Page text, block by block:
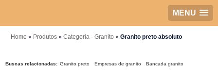
MENU
Home » Produtos » Categoria - Granito » Granito preto absoluto
Buscas relacionadas: Granito preto Empresas de granito Bancada granito